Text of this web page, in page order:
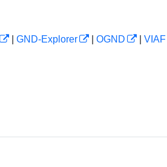
GND-Explorer OGND
VIAF